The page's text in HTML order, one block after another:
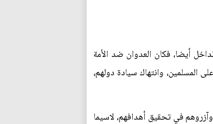
أيضا، فكان العدوان ضد الأمة
وانتهاك سيادة دولهم،
في تحقيق أهدافهم، لاسيما